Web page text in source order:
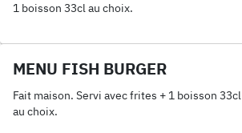
1 boisson 33cl au choix.
MENU FISH BURGER
Fait maison. Servi avec frites + 1 boisson 33cl
au choix.